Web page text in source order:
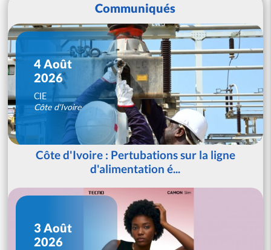
Communiqués
4 Août
2026
CIE
Côte d'Ivoire
Côte d'Ivoire : Pertubations sur la ligne
d'alimentation é...
3 Août
2026